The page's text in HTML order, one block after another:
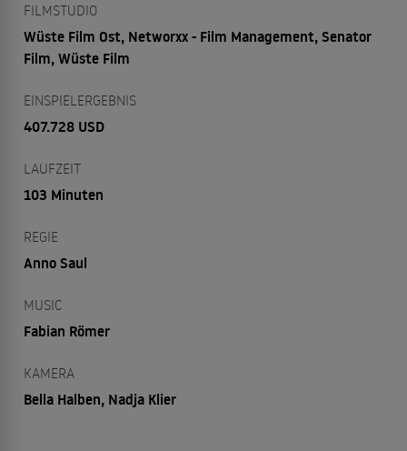
FILMSTUDIO
Wüste Film Ost, Networxx - Film Management, Senator
Film, Wüste Film
EINSPIELERGEBNIS
407.728 USD
LAUFZEIT
103 Minuten
REGIE
Anno Saul
MUSIC
Fabian Römer
KAMERA
Bella Halben, Nadja Klier